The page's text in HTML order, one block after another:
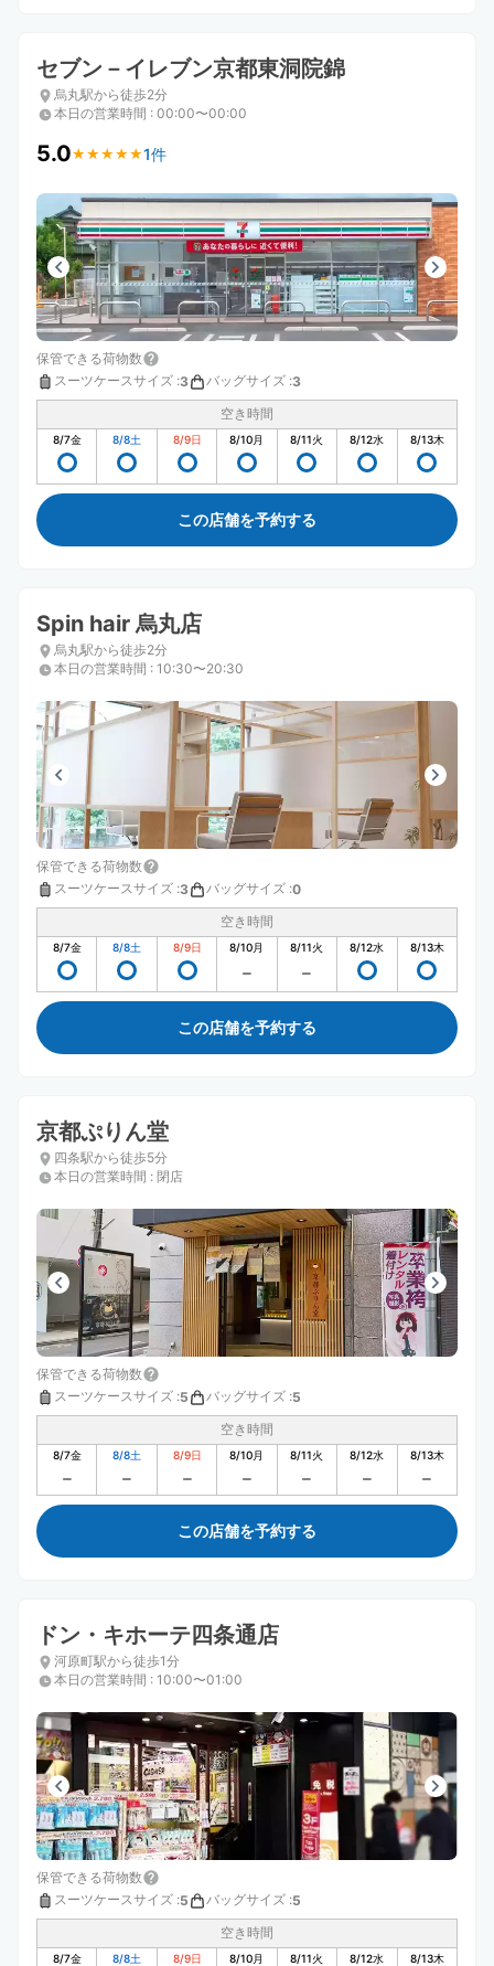
セブン－イレブン京都東洞院錦
烏丸駅から徒歩2分
本日の営業時間 : 00:00〜00:00
5.0★ ★ ★ ★ ★
★ ★ ★ ★ ★1件
保管できる荷物数
スーツケースサイズ :3 バッグサイズ :3
空き時間
8/7金 8/8土 8/9日 8/10月 8/11火 8/12水 8/13木
この店舗を予約する
Spin hair 烏丸店
烏丸駅から徒歩2分
本日の営業時間 : 10:30〜20:30
保管できる荷物数
スーツケースサイズ :3 バッグサイズ :0
空き時間
8/7金 8/8土 8/9日 8/10月 8/11火 8/12水 8/13木
この店舗を予約する
京都ぷりん堂
四条駅から徒歩5分
本日の営業時間 : 閉店
保管できる荷物数
スーツケースサイズ :5 バッグサイズ :5
空き時間
8/7金 8/8土 8/9日 8/10月 8/11火 8/12水 8/13木
この店舗を予約する
ドン・キホーテ四条通店
河原町駅から徒歩1分
本日の営業時間 : 10:00〜01:00
保管できる荷物数
スーツケースサイズ :5 バッグサイズ :5
空き時間
8/7金 8/8土 8/9日 8/10月 8/11火 8/12水 8/13木